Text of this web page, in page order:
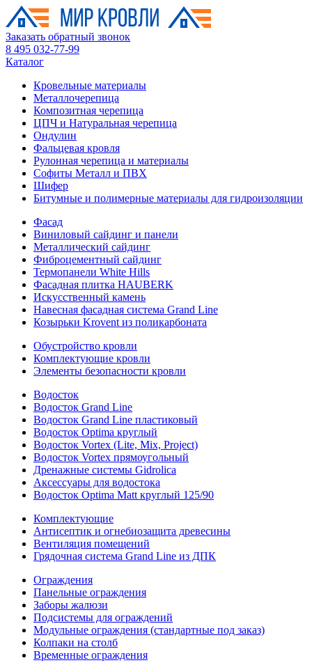
Заказать обратный звонок
8 495 032-77-99
Каталог
Кровельные материалы
Металлочерепица
Композитная черепица
ЦПЧ и Натуральная черепица
Ондулин
Фальцевая кровля
Рулонная черепица и материалы
Софиты Металл и ПВХ
Шифер
Битумные и полимерные материалы для гидроизоляции
Фасад
Виниловый сайдинг и панели
Металлический сайдинг
Фиброцементный сайдинг
Термопанели White Hills
Фасадная плитка HAUBERK
Искусственный камень
Навесная фасадная система Grand Line
Козырьки Krovent из поликарбоната
Обустройство кровли
Комплектующие кровли
Элементы безопасности кровли
Водосток
Водосток Grand Line
Водосток Grand Line пластиковый
Водосток Optima круглый
Водосток Vortex (Lite, Mix, Project)
Водосток Vortex прямоугольный
Дренажные системы Gidrolica
Аксессуары для водостока
Водосток Optima Matt круглый 125/90
Комплектующие
Антисептик и огнебиозащита древесины
Вентиляция помещений
Грядочная система Grand Line из ДПК
Ограждения
Панельные ограждения
Заборы жалюзи
Подсистемы для ограждений
Модульные ограждения (стандартные под заказ)
Колпаки на столб
Временные ограждения